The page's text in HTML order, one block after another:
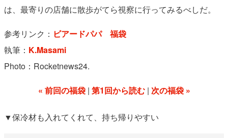
は、最寄りの店舗に散歩がてら視察に行ってみるべしだ。
参考リンク： ビアードパパ 福袋
執筆： K.Masami
Photo：Rocketnews24.
« 前回の福袋 第1回から読む 次の福袋 »
▼保冷材も入れてくれて、持ち帰りやすい